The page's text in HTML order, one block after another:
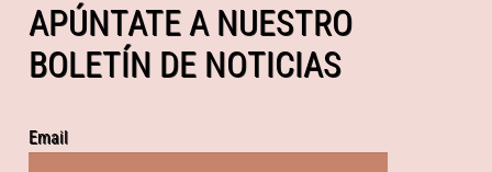
APÚNTATE A NUESTRO
BOLETÍN DE NOTICIAS
Email